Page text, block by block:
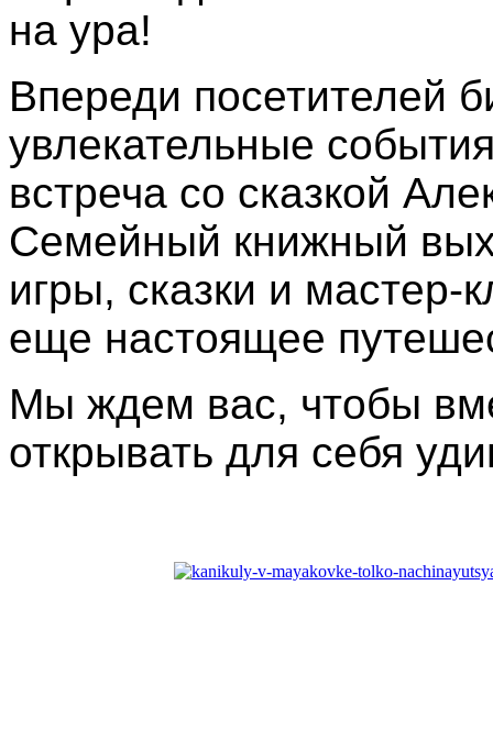
на ура!
Впереди посетителей
увлекательные
встреча со сказкой
Семейный книжный
игры, сказки и
еще настоящее
Мы ждем вас, чтобы
открывать для себя